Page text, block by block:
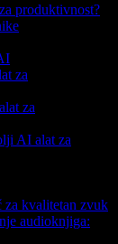
produktivnost?
za
za
AI alat za
kvalitetan zvuk
audioknjiga: